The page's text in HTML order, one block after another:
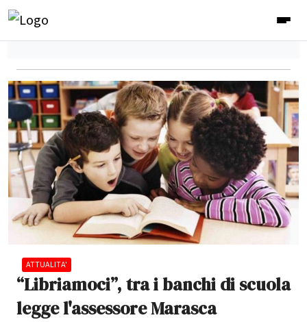
ATTUALITA'
“Libriamoci”, tra i banchi di scuola
legge l'assessore Marasca